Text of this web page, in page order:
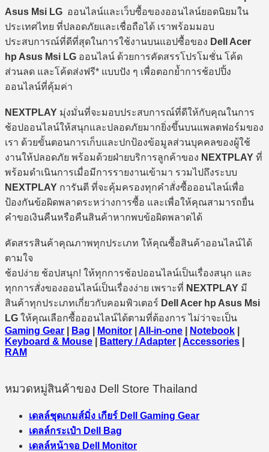
Asus Msi LG ออนไลน์และเว็บซื้อของออนไลน์ยอดนิยมใน
ประเทศไทย ที่ปลอดภัยและเชื่อถือได้ เราพร้อมมอบ
ประสบการณ์ที่ดีที่สุดในการใช้งานบนแอปซื้อของ Dell Acer
hp Asus Msi LG ออนไลน์ ด้วยการคัดสรรโปรโมชั่น โค้ด
ส่วนลด และโค้ดส่งฟรี* แบบปัง ๆ เพื่อตอกย้ำการช้อปปิ้ง
ออนไลน์ที่คุ้มค่า
NEXTPLAY มุ่งมั่นที่จะมอบประสบการณ์ที่ดีให้กับคุณในการ
ช้อปออนไลน์ให้สนุกและปลอดภัยมากยิ่งขึ้นบนแพลตฟอร์มของ
เรา ด้วยขั้นตอนการเก็บและปกป้องข้อมูลส่วนบุคคลของผู้ใช้
งานให้ปลอดภัย พร้อมด้วยฝ่ายบริการลูกค้าของ NEXTPLAY ที่
พร้อมดำเนินการเมื่อมีการรายงานเข้ามา รวมไปถึงระบบ
NEXTPLAY การันตี ที่จะคุ้มครองทุกคำสั่งซื้อออนไลน์เพื่อ
ป้องกันข้อผิดพลาดระหว่างการซื้อ และเพื่อให้คุณสามารถยื่น
คำขอเงินคืนหรือคืนสินค้าหากพบข้อผิดพลาดได้
คัดสรรสินค้าคุณภาพทุกประเภท ให้คุณซื้อสินค้าออนไลน์ได้
ตามใจ
ช้อปง่าย ช้อปสนุก! ให้ทุกการช้อปออนไลน์เป็นเรื่องสนุก และ
ทุกการสั่งของออนไลน์เป็นเรื่องง่าย เพราะที่ NEXTPLAY มี
สินค้าทุกประเภทเกี่ยวกับคอมพิวเตอร์ Dell Acer hp Asus Msi
LG ให้คุณเลือกซื้อออนไลน์ได้ตามที่ต้องการ ไม่ว่าจะเป็น
Gaming Gear
Bag Monitor All-in-one Notebook
Keyboard & Mouse
Battery / Adapter Accessories
RAM
หมวดหมู่สินค้าของ Dell Store Thailand
เดลล์ชุดเกมส์มิ่ง เกียร์ Dell Gaming Gear
เดลล์กระเป๋า Dell Bag
เดลล์หน้าจอ Dell Monitor